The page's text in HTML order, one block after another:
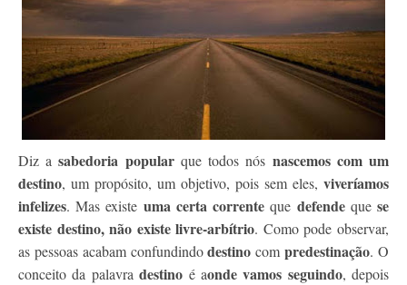
Diz asabedoria popularque todos nós nascemos com um
destino, um propósito, um objetivo, pois sem eles, viveríamos
infelizes. Mas existe uma certa corrente que defendequese
existe destino, não existe livre-arbítrio. Como pode observar,
as pessoas acabam confundindodestino compredestinação. O
conceito da palavradestino é aonde vamos seguindo, depois